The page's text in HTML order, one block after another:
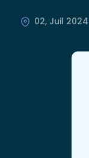
02, Juil 2024